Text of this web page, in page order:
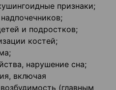
признаки;
и подростков;
костей;
нарушение сна;
включая
(главным